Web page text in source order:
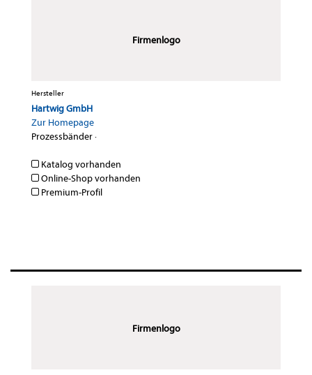
Firmenlogo
Hersteller
Hartwig GmbH
Zur Homepage
Prozessbänder·
Katalog vorhanden
Online-Shop vorhanden
Premium-Profil
Firmenlogo